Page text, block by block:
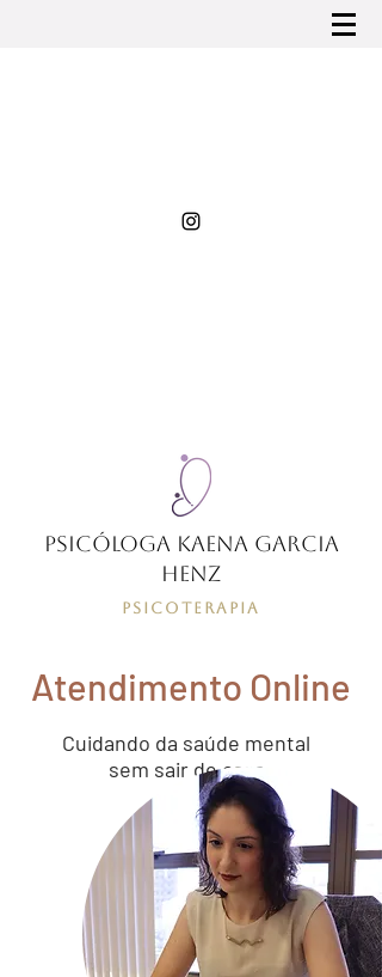
Psicóloga Kaena Garcia
Henz
Psicoterapia
Atendimento Online
Cuidando da saúde mental
sem sair de casa